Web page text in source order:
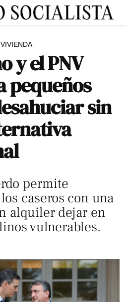
y el PNV
pequeños
sin
permite
caseros con una
alquiler dejar en
vulnerables.